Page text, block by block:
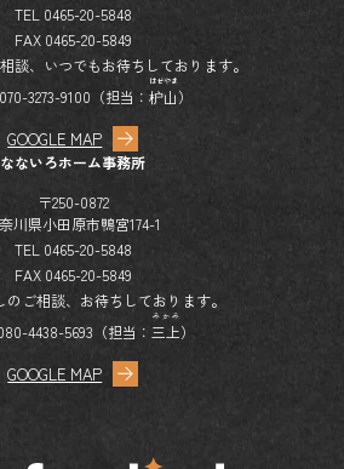
TEL 0465-20-5848
FAX 0465-20-5849
談、いつでもお待ちしております。
3273-9100（担当： 枦山
はぜやま
）
GOOGLE MAP
なないろホーム事務所
〒250-0872
川県小田原市鴨宮174-1
TEL 0465-20-5848
FAX 0465-20-5849
のご相談、お待ちしております。
4438-5693（担当： 三上
みかみ
）
GOOGLE MAP